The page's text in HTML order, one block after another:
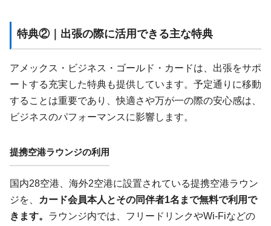
特典②｜出張の際に活用できる主な特典
アメックス・ビジネス・ゴールド・カードは、出張をサポ
ートする充実した特典も提供しています。予定通りに移動
することは重要であり、快適さや万が一の際の安心感は、
ビジネスのパフォーマンスに影響します。
提携空港ラウンジの利用
国内28空港、海外2空港に設置されている提携空港ラウン
ジを、
カード会員本人とその同伴者1名まで無料で利用で
きます。 ラウンジ内では、フリードリンクやWi-Fiなどの